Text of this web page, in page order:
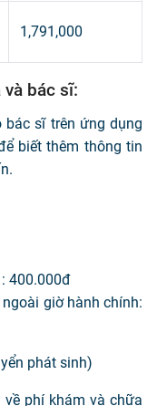
1,791,000
bác sĩ:
bác sĩ trên ứng dụng
biết thêm thông tin
400.000đ
giờ hành chính:
phát sinh)
phí khám và chữa